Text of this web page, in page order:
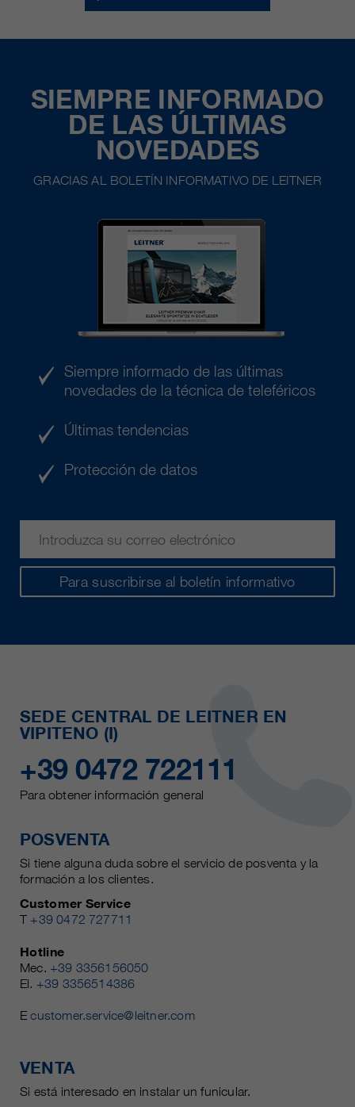
SIEMPRE INFORMADO
DE LAS ÚLTIMAS
NOVEDADES
GRACIAS AL BOLETÍN INFORMATIVO DE LEITNER
Para suscribirse al boletín informativo
Siempre informado de las últimas
novedades de la técnica de teleféricos
Últimas tendencias
Protección de datos
SEDE CENTRAL DE LEITNER EN
VIPITENO (I)
+39 0472 722111
Para obtener información general
POSVENTA
Si tiene alguna duda sobre el servicio de posventa y la
formación a los clientes.
Customer Service
T +39 0472 727711
Hotline
Mec. +39 3356156050
El. +39 3356514386
Ecustomer.service@leitner.com
VENTA
Si está interesado en instalar un funicular.